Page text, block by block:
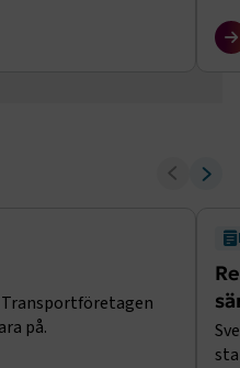
Transportföretagen
på.